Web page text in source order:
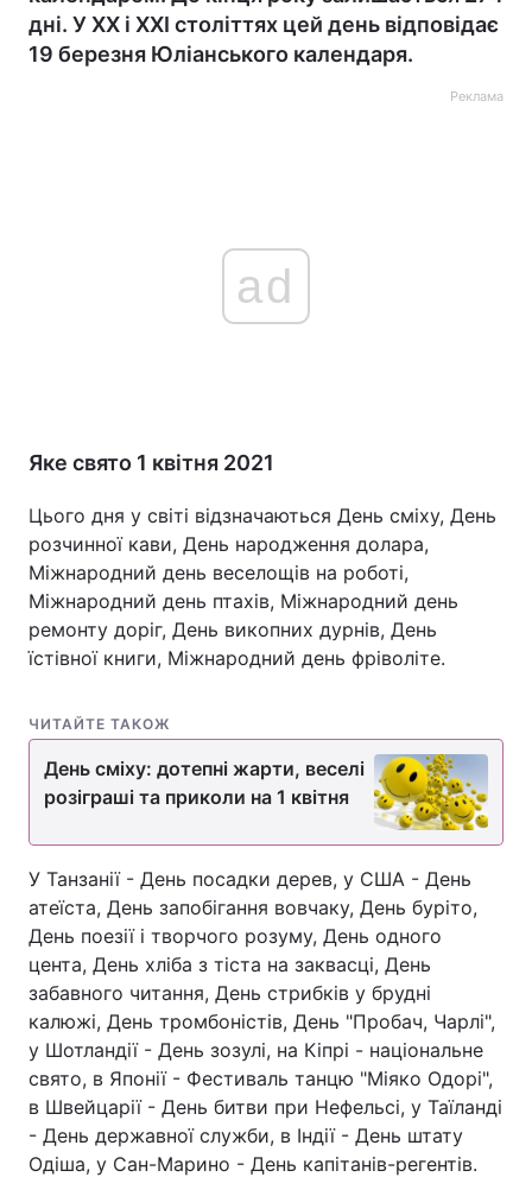
Україна
Економіка Світ
Спорт Наука
Техно і зв'язок Лайт
Зброя Інциденти
Здоров'я
Цікавинки Погода
Лонгріди
Відео з Youtube Статті
Інтерв'ю Думки
Архів Вакансії
Контакти
Послуги
дні. У XX і XXI століттях цей день відповідає
19 березня Юліанського календаря.
Реклама
ad
Яке свято 1 квітня 2021
Цього дня у світі відзначаються День сміху, День
розчинної кави, День народження долара,
Міжнародний день веселощів на роботі,
Міжнародний день птахів, Міжнародний день
ремонту доріг, День викопних дурнів, День
їстівної книги, Міжнародний день фріволіте.
ЧИТАЙТЕ ТАКОЖ
День сміху: дотепні жарти, веселі
розіграші та приколи на 1 квітня
У Танзанії - День посадки дерев, у США - День
атеїста, День запобігання вовчаку, День буріто,
День поезії і творчого розуму, День одного
цента, День хліба з тіста на заквасці, День
забавного читання, День стрибків у брудні
калюжі, День тромбоністів, День "Пробач, Чарлі",
у Шотландії - День зозулі, на Кіпрі - національне
свято, в Японії - Фестиваль танцю "Міяко Одорі",
в Швейцарії - День битви при Нефельсі, у Таїланді
- День державної служби, в Індії - День штату
Одіша, у Сан-Марино - День капітанів-регентів.